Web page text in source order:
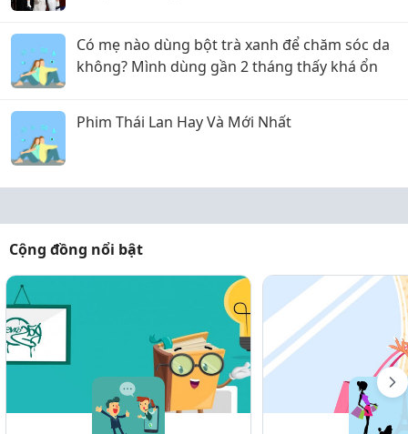
Có mẹ nào dùng bột trà xanh để chăm sóc da
không? Mình dùng gần 2 tháng thấy khá ổn
Phim Thái Lan Hay Và Mới Nhất
Cộng đồng nổi bật